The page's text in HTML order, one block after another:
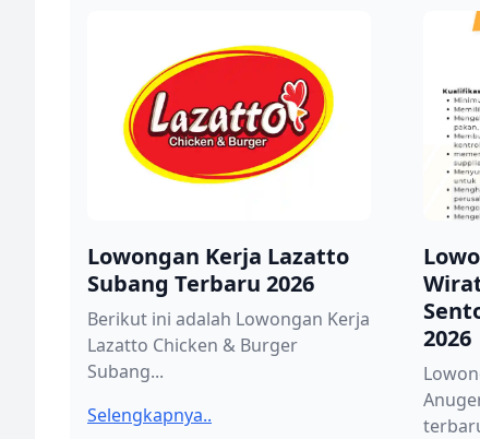
Lowongan Kerja Lazatto
Subang Terbaru 2026
Berikut ini adalah Lowongan Kerja
Lazatto Chicken & Burger
Subang...
Selengkapnya..
2026